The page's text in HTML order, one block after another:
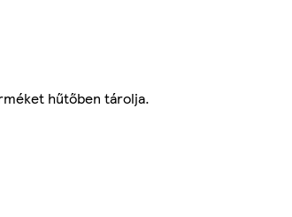
hűtőben tárolja.